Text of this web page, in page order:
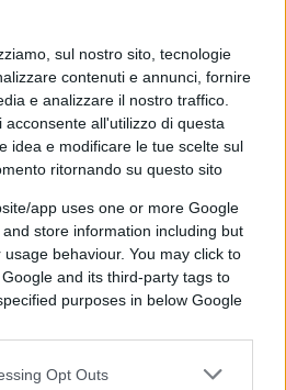
sul nostro sito, tecnologie
contenuti e annunci, fornire
e analizzare il nostro traffico.
all'utilizzo di questa
idea e modificare le tue scelte sul
ritornando su questo sito
app uses one or more Google
store information including but
behaviour. You may click to
and its third-party tags to
purposes in below Google
Opt Outs
che stanno
fenomeni di razzismo
fenomeni, caro
dire che ai tempi di Mario
via discorrendo allo stadio
al Lukaku di turno? E che
su Facebook? Mi vuole
sarebbero prerogativa
la destra? Consiglio
e i sodali afro-
chiedere aPaola Egonu
? In fondo in quanto a